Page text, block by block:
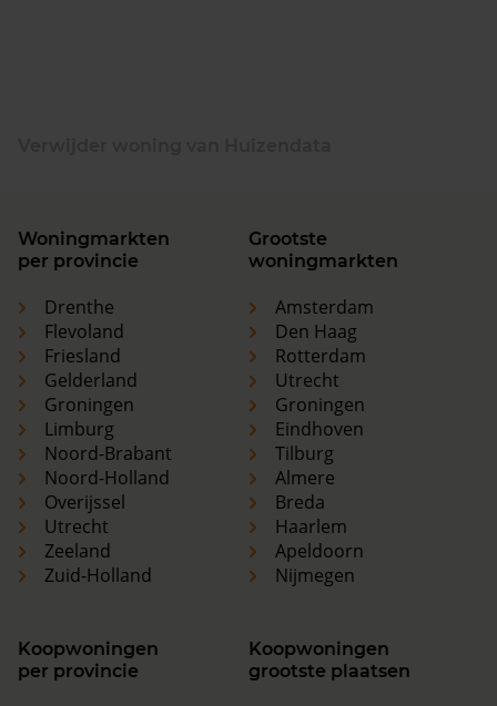
Woningmarkten
per provincie
Drenthe
Flevoland
Friesland
Gelderland
Groningen
Limburg
Noord-Brabant
Noord-Holland
Overijssel
Utrecht
Zeeland
Zuid-Holland
Grootste
woningmarkten
Amsterdam
Den Haag
Rotterdam
Utrecht
Groningen
Eindhoven
Tilburg
Almere
Breda
Haarlem
Apeldoorn
Nijmegen
Koopwoningen
per provincie
Koopwoningen
grootste plaatsen